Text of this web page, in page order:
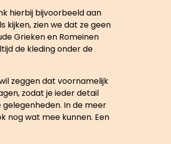
hierbij bijvoorbeeld aan
kijken, zien we dat ze geen
Grieken en Romeinen
de kleding onder de
zeggen dat voornamelijk
zodat je ieder detail
In de meer
nog wat mee kunnen. Een